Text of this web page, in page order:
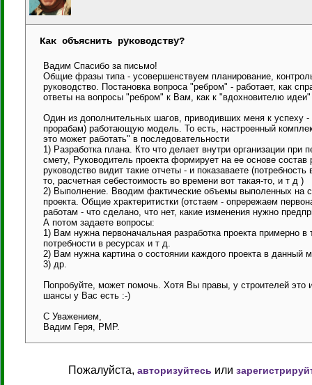
Как объяснить руководству?
Вадим Спасибо за письмо!
Общие фразы типа - усовершенствуем планирование,
руководство. Постановка вопроса "ребром" - работает, как
ответы на вопросы "ребром" к Вам, как к "вдохновителю идеи"
Один из дополнительных шагов, приводивших меня к успеху
прорабам) работающую модель. То есть, настроенный
это может работать" в последовательности
1) Разработка плана. Кто что делает внутри организации
смету, Руководитель проекта формирует на ее основе
руководство видит такие отчеты - и показаваете
то, расчетная себестоимость во времени вот такая-то, и т д )
2) Выполнение. Вводим фактические объемы выполенных на
проекта. Общие храктеритистки (отстаем - опрережаем
работам - что сделано, что нет, какие изменения нужно
А потом задаете вопросы:
1) Вам нужна первоначальная разработка проекта примерно
потребности в ресурсах и т д.
2) Вам нужна картина о состоянии каждого проекта в данный
3) др.
Попробуйте, может помочь. Хотя Вы правы, у строителей
шансы у Вас есть :-)
С Уважением,
Вадим Геря, РМР.
Пожалуйста, авторизуйтесь или